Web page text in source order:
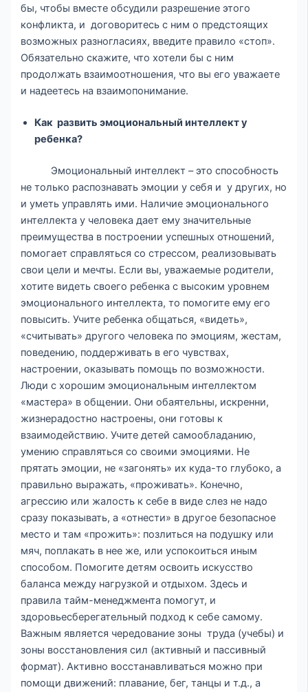
бы, чтобы вместе обсудили разрешение этого
конфликта, и договоритесь с ним о предстоящих
возможных разногласиях, введите правило «стоп».
Обязательно скажите, что хотели бы с ним
продолжать взаимоотношения, что вы его уважаете
и надеетесь на взаимопонимание.
Как развить эмоциональный интеллект у
ребенка?
Эмоциональный интеллект – это способность
не только распознавать эмоции у себя и у других, но
и уметь управлять ими. Наличие эмоционального
интеллекта у человека дает ему значительные
преимущества в построении успешных отношений,
помогает справляться со стрессом, реализовывать
свои цели и мечты. Если вы, уважаемые родители,
хотите видеть своего ребенка с высоким уровнем
эмоционального интеллекта, то помогите ему его
повысить. Учите ребенка общаться, «видеть»,
«считывать» другого человека по эмоциям, жестам,
поведению, поддерживать в его чувствах,
настроении, оказывать помощь по возможности.
Люди с хорошим эмоциональным интеллектом
«мастера» в общении. Они обаятельны, искренни,
жизнерадостно настроены, они готовы к
взаимодействию. Учите детей самообладанию,
умению справляться со своими эмоциями. Не
прятать эмоции, не «загонять» их куда-то глубоко, а
правильно выражать, «проживать». Конечно,
агрессию или жалость к себе в виде слез не надо
сразу показывать, а «отнести» в другое безопасное
место и там «прожить»: позлиться на подушку или
мяч, поплакать в нее же, или успокоиться иным
способом. Помогите детям освоить искусство
баланса между нагрузкой и отдыхом. Здесь и
правила тайм-менеджмента помогут, и
здоровьесберегательный подход к себе самому.
Важным является чередование зоны труда (учебы) и
зоны восстановления сил (активный и паcсивный
формат). Активно восстанавливаться можно при
помощи движений: плавание, бег, танцы и т.д., а